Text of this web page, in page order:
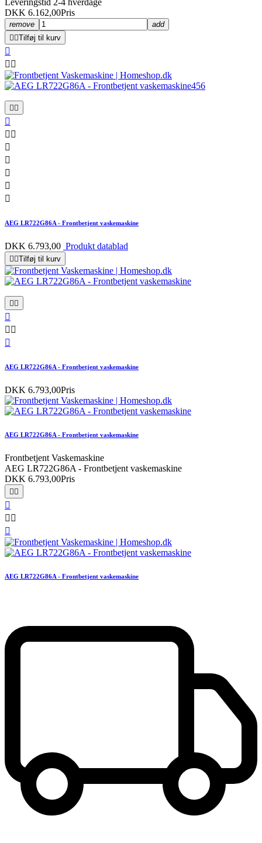
Leveringstid 2-4 hverdage
DKK 6.162,00Pris
remove
add
 Tilføj til kurv

 
 

 





AEG LR722G86A - Frontbetjent vaskemaskine
DKK 6.793,00 Produkt datablad
 Tilføj til kurv
 

 

AEG LR722G86A - Frontbetjent vaskemaskine
DKK 6.793,00Pris
AEG LR722G86A - Frontbetjent vaskemaskine
Frontbetjent Vaskemaskine
AEG LR722G86A - Frontbetjent vaskemaskine
DKK 6.793,00Pris
 

 

AEG LR722G86A - Frontbetjent vaskemaskine